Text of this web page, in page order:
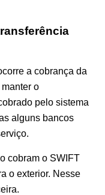
a cobrança da
o
pelo sistema
alguns bancos
cobram o SWIFT
o exterior. Nesse